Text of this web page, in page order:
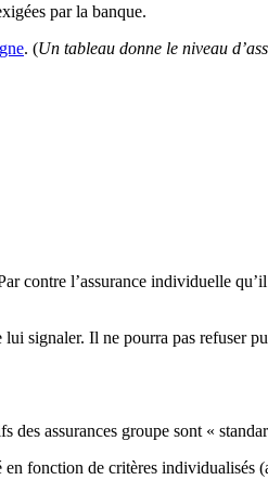
par la banque.
. (Un tableau donne le niveau
contre l’assurance individuelle
signaler. Il ne pourra pas refuser
des assurances groupe sont «
fonction de critères individualisés